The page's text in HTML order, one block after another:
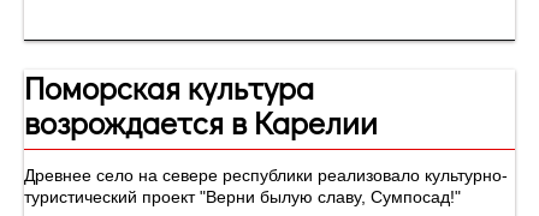
Поморская культура
возрождается в Карелии
Древнее село на севере республики реализовало культурно-
туристический проект "Верни былую славу, Сумпосад!"